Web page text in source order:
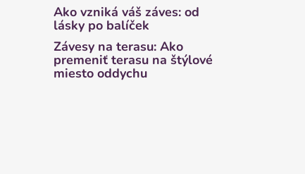
Ako vzniká váš záves: od
lásky po balíček
Závesy na terasu: Ako
premeniť terasu na štýlové
miesto oddychu